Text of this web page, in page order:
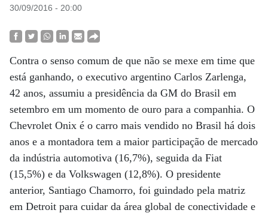
30/09/2016 - 20:00
Contra o senso comum de que não se mexe em time que
está ganhando, o executivo argentino Carlos Zarlenga,
42 anos, assumiu a presidência da GM do Brasil em
setembro em um momento de ouro para a companhia. O
Chevrolet Onix é o carro mais vendido no Brasil há dois
anos e a montadora tem a maior participação de mercado
da indústria automotiva (16,7%), seguida da Fiat
(15,5%) e da Volkswagen (12,8%). O presidente
anterior, Santiago Chamorro, foi guindado pela matriz
em Detroit para cuidar da área global de conectividade e